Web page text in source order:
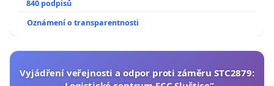
840 podpisů
Oznámení o transparentnosti
Vyjádření veřejnosti a odpor proti záměru STC2879: